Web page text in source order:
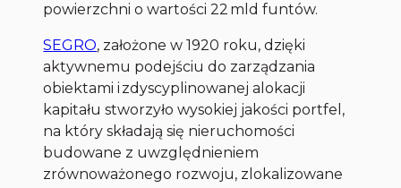
powierzchni o wartości 22 mld funtów.
SEGRO, założone w 1920 roku, dzięki
aktywnemu podejściu do zarządzania
obiektami i zdyscyplinowanej alokacji
kapitału stworzyło wysokiej jakości portfel,
na który składają się nieruchomości
budowane z uwzględnieniem
zrównoważonego rozwoju, zlokalizowane